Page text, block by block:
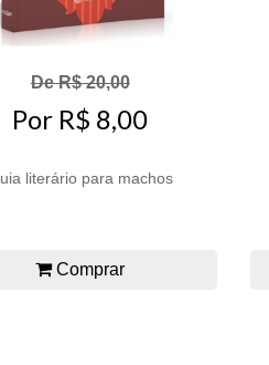
De R$ 20,00
Por R$ 8,00
literário para machos
Comprar